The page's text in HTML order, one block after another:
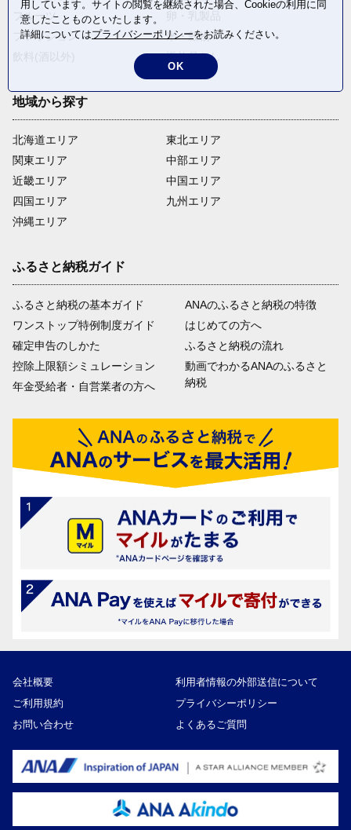
フルーツ
ファッション
米・穀物
返礼品なし
地域から探す
北海道エリア
関東エリア
近畿エリア
四国エリア
沖縄エリア
東北エリア
中部エリア
中国エリア
九州エリア
ふるさと納税ガイド
ふるさと納税の基本ガイド
ワンストップ特例制度ガイド
確定申告のしかた
控除上限額シミュレーション
年金受給者・自営業者の方へ
ANAのふるさと納税の特徴
はじめての方へ
ふるさと納税の流れ
動画でわかるANAのふるさと
納税
会社概要
利用者情報の外部送信について
ご利用規約
プライバシーポリシー
お問い合わせ
よくあるご質問
用しています。サイトの閲覧を継続された場合、Cookieの利用に同
意したことものといたします。
詳細についてはプライバシーポリシーをお読みください。
OK